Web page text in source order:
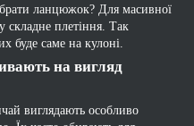
ланцюжок? Для масивної
складне плетіння. Так
буде саме на кулоні.
на вигляд
виглядають особливо